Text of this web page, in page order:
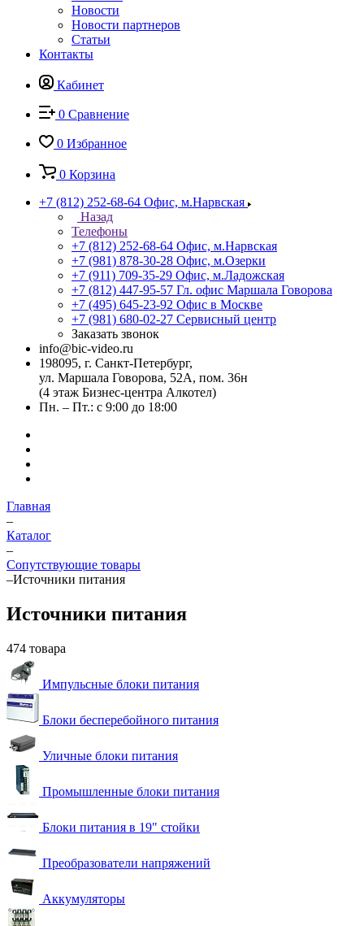
Новости
Новости партнеров
Статьи
Контакты
Кабинет
0 Сравнение
0 Избранное
0 Корзина
+7 (812) 252-68-64 Офис, м.Нарвская
Назад
Телефоны
+7 (812) 252-68-64 Офис, м.Нарвская
+7 (981) 878-30-28 Офис, м.Озерки
+7 (911) 709-35-29 Офис, м.Ладожская
+7 (812) 447-95-57 Гл. офис Маршала Говорова
+7 (495) 645-23-92 Офис в Москве
+7 (981) 680-02-27 Сервисный центр
Заказать звонок
info@bic-video.ru
198095, г. Санкт-Петербург,
ул. Маршала Говорова, 52А, пом. 36н
(4 этаж Бизнес-центра Алкотел)
Пн. – Пт.: с 9:00 до 18:00
Главная
–
Каталог
–
Сопутствующие товары
–Источники питания
Источники питания
474 товара
Импульсные блоки питания
Блоки бесперебойного питания
Уличные блоки питания
Промышленные блоки питания
Блоки питания в 19" стойки
Преобразователи напряжений
Аккумуляторы